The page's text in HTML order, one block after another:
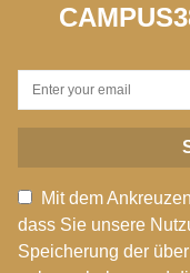
Mit dem
dass Sie unsere
Speicherung der